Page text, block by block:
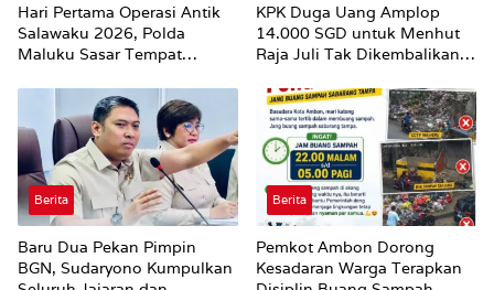
Hari Pertama Operasi Antik
Salawaku 2026, Polda
Maluku Sasar Tempat
KPK Duga Uang Amplop
14.000 SGD untuk Menhut
Raja Juli Tak Dikembalikan
Berita
Baru Dua Pekan Pimpin
BGN, Sudaryono Kumpulkan
Berita
Pemkot Ambon Dorong
Kesadaran Warga Terapkan